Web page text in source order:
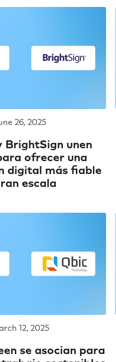
26, 2025
BrightSign unen
ofrecer una
digital más fiable
escala
12, 2025
se asocian para